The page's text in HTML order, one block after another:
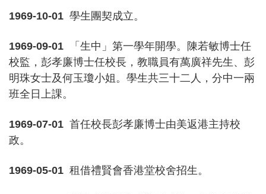
1969-10-01 學生團契成立。
1969-09-01 「生中」第一學年開學。陳若敏博士任
校監，彭孝廉博士任校長，教職員有萬廣祥先生、彭
明珠女士及何玉瓊小姐。學生共三十二人，分中一兩
班全日上課。
1969-07-01 首任校長彭孝廉博士由美返港主持校
政。
1969-05-01 租借禮賢會香港堂校舍招生。